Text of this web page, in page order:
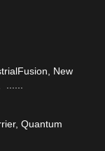
New
Quantum